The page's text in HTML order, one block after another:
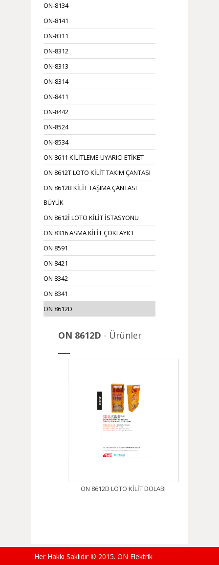
ON-8134
ON-8141
ON-8311
ON-8312
ON-8313
ON-8314
ON-8411
ON-8442
ON-8524
ON-8534
ON 8611 KİLİTLEME UYARICI ETİKET
ON 8612T LOTO KİLİT TAKIM ÇANTASI
ON 8612B KİLİT TAŞIMA ÇANTASI
BÜYÜK
ON 8612İ LOTO KİLİT İSTASYONU
ON 8316 ASMA KİLİT ÇOKLAYICI
ON 8591
ON 8421
ON 8342
ON 8341
ON 8612D
ON 8612D - Ürünler
ON 8612D LOTO KİLİT DOLABI
Her Hakkı Saklıdır © 2015. ON Elektrik